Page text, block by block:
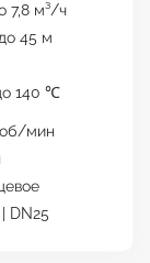
7,8 м³/ч
45 м
140 ℃
мин
DN25